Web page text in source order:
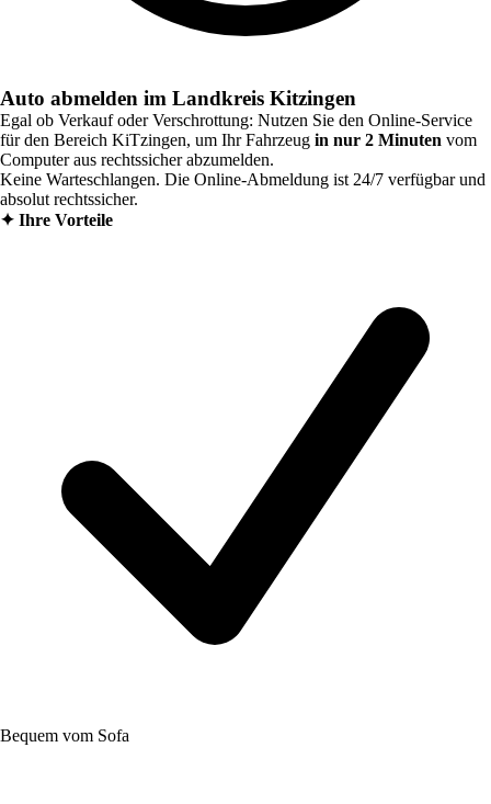
Auto abmelden im Landkreis Kitzingen
Egal ob Verkauf oder Verschrottung: Nutzen Sie den Online-Service
für den Bereich KiTzingen, um Ihr Fahrzeug in nur 2 Minuten vom
Computer aus rechtssicher abzumelden.
Keine Warteschlangen. Die Online-Abmeldung ist 24/7 verfügbar und
absolut rechtssicher.
✦ Ihre Vorteile
Bequem vom Sofa